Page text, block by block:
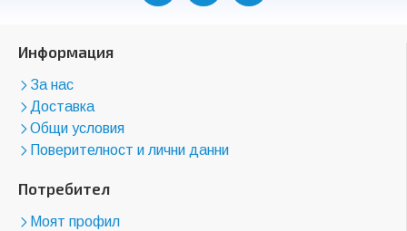
Информация
За нас
Доставка
Общи условия
Поверителност и лични данни
Потребител
Моят профил